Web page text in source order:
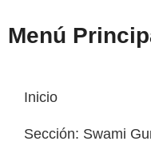
Menú
Inicio
Sección: Swami